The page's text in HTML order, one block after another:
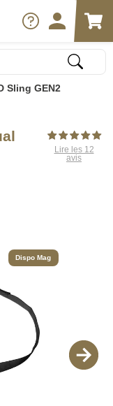
Sling GEN2
Lire les 12
avis
Dispo Mag